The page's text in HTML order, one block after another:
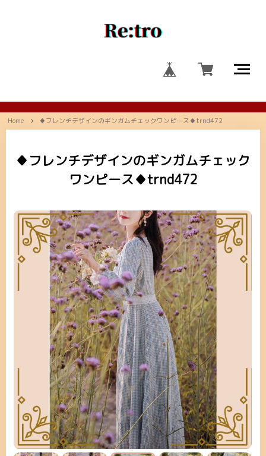
Home ♦フレンチデザインのギンガムチェックワンピース♦trnd472
♦フレンチデザインのギンガムチェック
ワンピース♦trnd472